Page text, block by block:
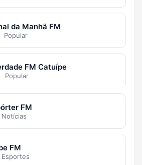
da Manhã FM
Popular
FM Catuípe
Popular
FM
Notícias
FM
Esportes